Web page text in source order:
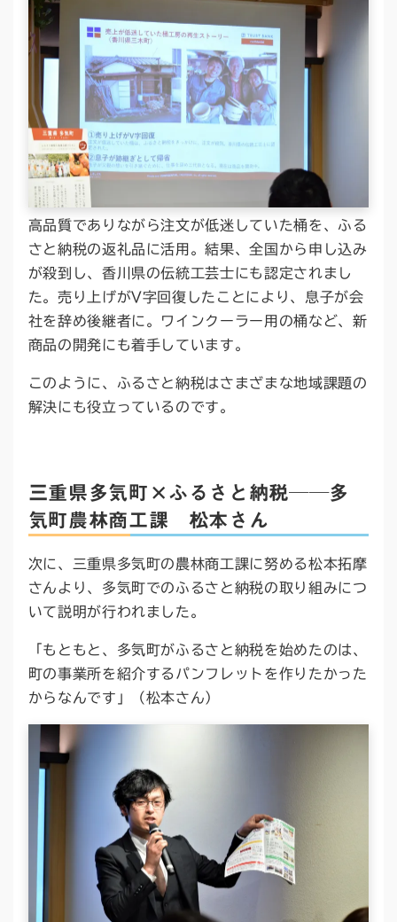
高品質でありながら注文が低迷していた桶を、ふる
さと納税の返礼品に活用。結果、全国から申し込み
が殺到し、香川県の伝統工芸士にも認定されまし
た。売り上げがV字回復したことにより、息子が会
社を辞め後継者に。ワインクーラー用の桶など、新
商品の開発にも着手しています。
このように、ふるさと納税はさまざまな地域課題の
解決にも役立っているのです。
三重県多気町×ふるさと納税──多
気町農林商工課 松本さん
次に、三重県多気町の農林商工課に努める松本拓摩
さんより、多気町でのふるさと納税の取り組みにつ
いて説明が行われました。
「もともと、多気町がふるさと納税を始めたのは、
町の事業所を紹介するパンフレットを作りたかった
からなんです」（松本さん）